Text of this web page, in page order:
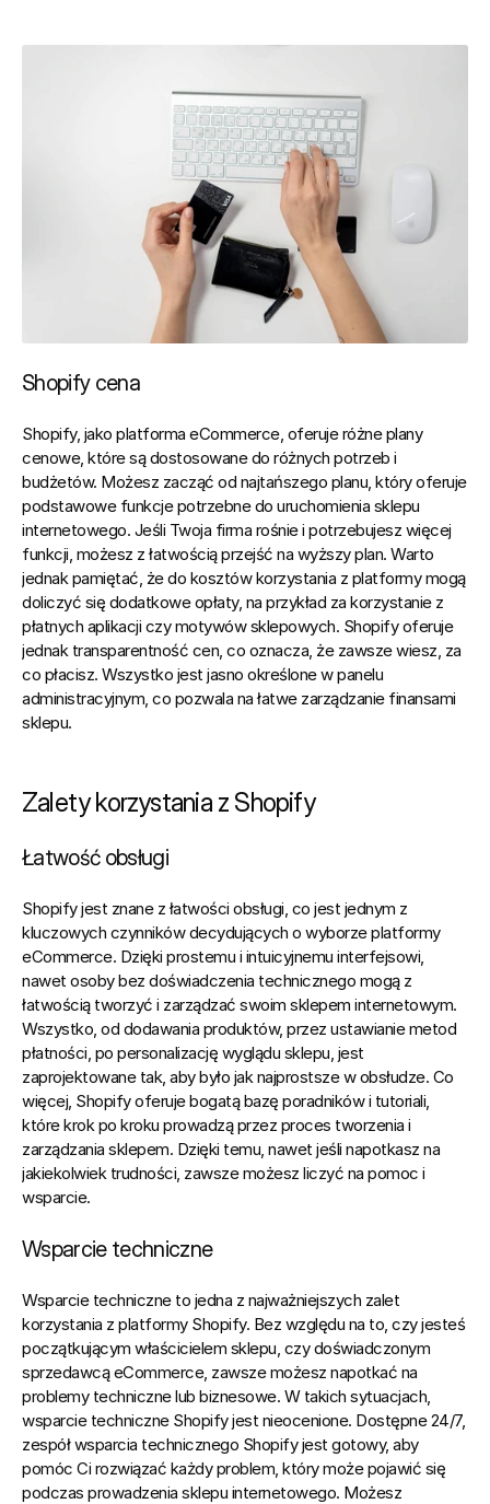
Shopify cena
Shopify, jako platforma eCommerce, oferuje różne plany
cenowe, które są dostosowane do różnych potrzeb i
budżetów. Możesz zacząć od najtańszego planu, który oferuje
podstawowe funkcje potrzebne do uruchomienia sklepu
internetowego. Jeśli Twoja firma rośnie i potrzebujesz więcej
funkcji, możesz z łatwością przejść na wyższy plan. Warto
jednak pamiętać, że do kosztów korzystania z platformy mogą
doliczyć się dodatkowe opłaty, na przykład za korzystanie z
płatnych aplikacji czy motywów sklepowych. Shopify oferuje
jednak transparentność cen, co oznacza, że zawsze wiesz, za
co płacisz. Wszystko jest jasno określone w panelu
administracyjnym, co pozwala na łatwe zarządzanie finansami
sklepu.
Zalety korzystania z Shopify
Łatwość obsługi
Shopify jest znane z łatwości obsługi, co jest jednym z
kluczowych czynników decydujących o wyborze platformy
eCommerce. Dzięki prostemu i intuicyjnemu interfejsowi,
nawet osoby bez doświadczenia technicznego mogą z
łatwością tworzyć i zarządzać swoim sklepem internetowym.
Wszystko, od dodawania produktów, przez ustawianie metod
płatności, po personalizację wyglądu sklepu, jest
zaprojektowane tak, aby było jak najprostsze w obsłudze. Co
więcej, Shopify oferuje bogatą bazę poradników i tutoriali,
które krok po kroku prowadzą przez proces tworzenia i
zarządzania sklepem. Dzięki temu, nawet jeśli napotkasz na
jakiekolwiek trudności, zawsze możesz liczyć na pomoc i
wsparcie.
Wsparcie techniczne
Wsparcie techniczne to jedna z najważniejszych zalet
korzystania z platformy Shopify. Bez względu na to, czy jesteś
początkującym właścicielem sklepu, czy doświadczonym
sprzedawcą eCommerce, zawsze możesz napotkać na
problemy techniczne lub biznesowe. W takich sytuacjach,
wsparcie techniczne Shopify jest nieocenione. Dostępne 24/7,
zespół wsparcia technicznego Shopify jest gotowy, aby
pomóc Ci rozwiązać każdy problem, który może pojawić się
podczas prowadzenia sklepu internetowego. Możesz